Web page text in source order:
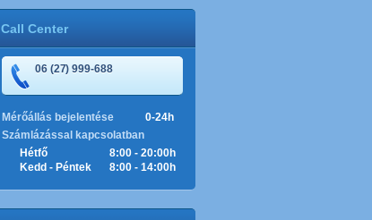
Call Center
06 (27) 999-688
Mérőállás bejelentése
0-24h
Számlázással kapcsolatban
Hétfő
Kedd - Péntek
8:00 - 20:00h
8:00 - 14:00h